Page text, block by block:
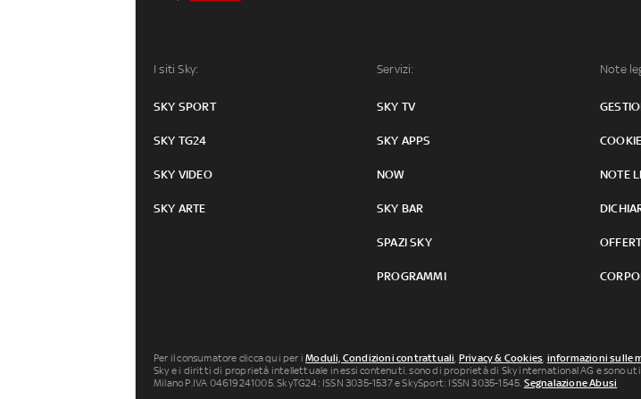
I siti Sky:
SKY SPORT
SKY TG24
SKY VIDEO
SKY ARTE
Servizi:
SKY TV
SKY APPS
NOW
SKY BAR
SPAZI SKY
PROGRAMMI
Note
NOTE
Per il consumatore clicca qui per iModuli, Condizioni contrattuali, Privacy & Cookies, informazioni sulle
Sky e i diritti di proprietà intellettuale in essi contenuti, sono di proprietà di Sky international AG e sono
Milano P.IVA 04619241005. SkyTG24: ISSN 3035-1537 e SkySport: ISSN 3035-1545. Segnalazione Abusi